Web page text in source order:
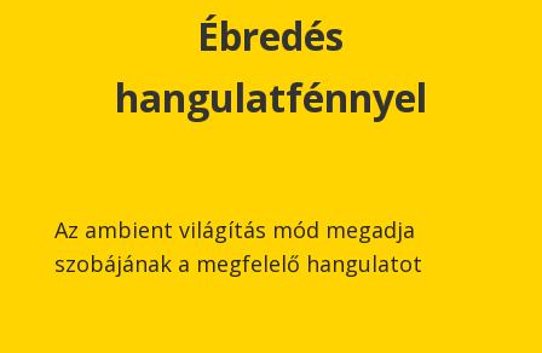
Ébredés
hangulatfénnyel
Az ambient világítás mód megadja
szobájának a megfelelő hangulatot